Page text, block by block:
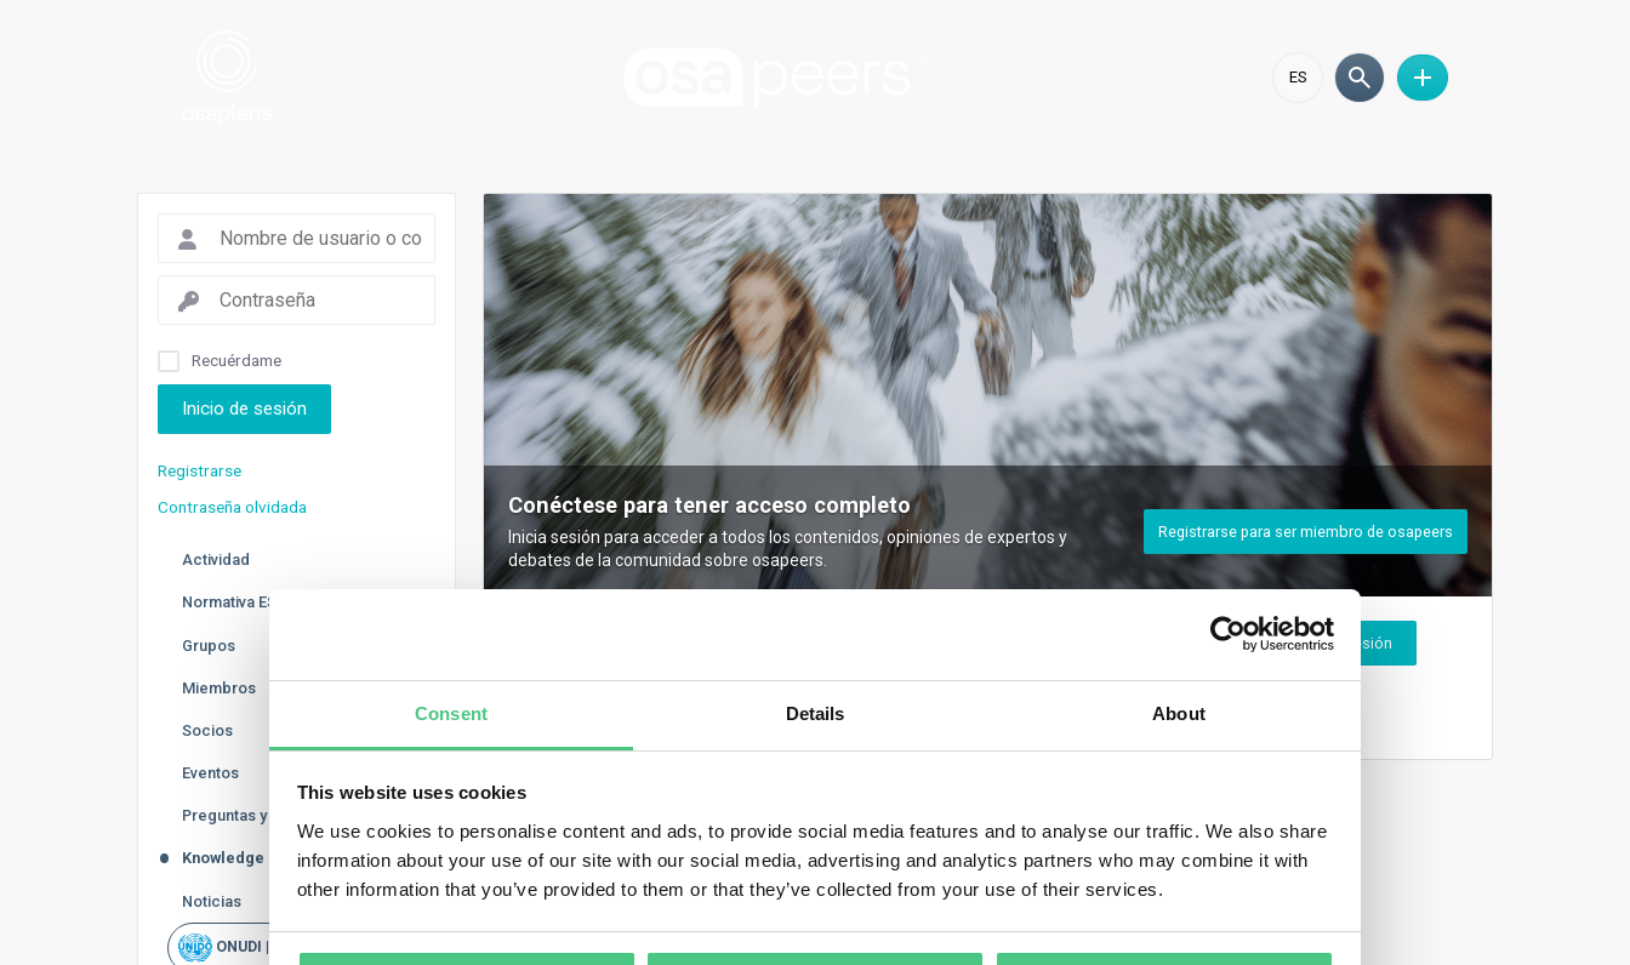
Consent Details About
This website uses cookies
We use cookies to personalise content and ads, to provide social media features and to analyse our traffic. We also share
information about your use of our site with our social media, advertising and analytics partners who may combine it with
other information that you’ve provided to them or that they’ve collected from your use of their services.
ES
Conéctese para tener acceso completo
Inicia sesión para acceder a todos los contenidos, opiniones de expertos y
debates de la comunidad sobre osapeers.
Registrarse para ser miembro de osapeers
Inicio de sesión
Recuérdame
Inicio de sesión
Registrarse
Contraseña olvidada
Actividad
Normativa ESG
Grupos
Miembros
Socios
Eventos
Preguntas y Respuestas
Knowledge Base
Noticias
ONUDI | Rapid Scan